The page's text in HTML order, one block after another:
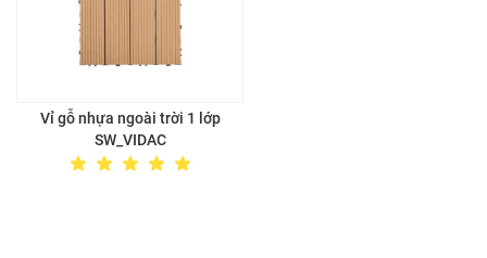
Vỉ gỗ nhựa ngoài trời 1 lớp
SW_VIDAC